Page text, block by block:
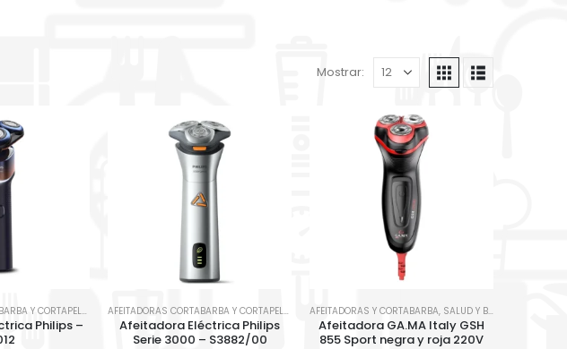
Mostrar:
AFEITADORAS CORTABARBA Y CORTAPELO SALUD Y BIENESTAR
Philips –
AFEITADORAS CORTABARBA Y CORTAPELO SALUD Y BIENESTAR
Afeitadora Eléctrica Philips
Serie 3000 – S3882/00
AFEITADORAS Y CORTABARBA, SALUD Y BIENESTAR
Afeitadora GA.MA Italy GSH
855 Sport negra y roja 220V